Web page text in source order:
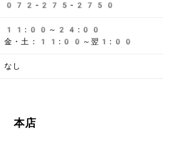
072-275-2750
11:00～24:00
金・土：11:00～翌1:00
なし
本店